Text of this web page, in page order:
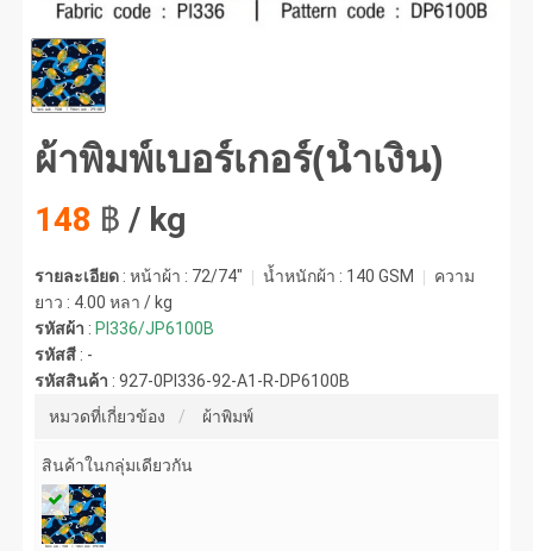
พิมพ์เบอร์เกอร์(น้ำเงิน) #1
ผ้าพิมพ์เบอร์เกอร์(น้ำเงิน)
148 ฿ / kg
รายละเอียด : หน้าผ้า : 72/74" น้ำหนักผ้า : 140 GSM
ความ
ยาว : 4.00 หลา / kg
รหัสผ้า :PI336/JP6100B
รหัสสี : -
รหัสสินค้า :927-0PI336-92-A1-R-DP6100B
หมวดที่เกี่ยวข้อง
ผ้าพิมพ์
สินค้าในกลุ่มเดียวกัน